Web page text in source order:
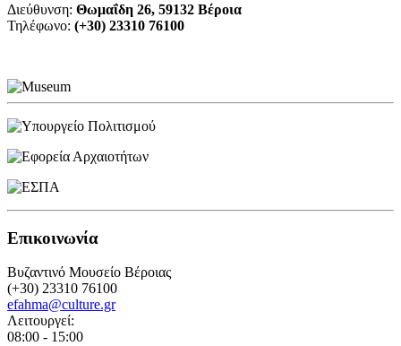
Διεύθυνση: Θωμαΐδη 26, 59132 Βέροια
Τηλέφωνο: (+30) 23310 76100
Επικοινωνία
Βυζαντινό Μουσείο Βέροιας
(+30) 23310 76100
efahma@culture.gr
Λειτουργεί:
08:00 - 15:00